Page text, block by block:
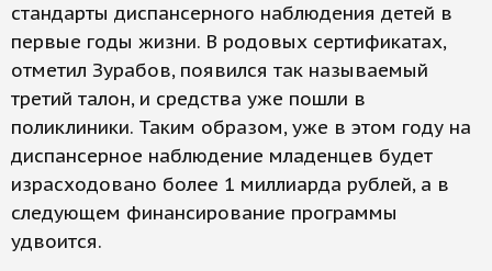
стандарты диспансерного наблюдения детей в
первые годы жизни. В родовых сертификатах,
отметил Зурабов, появился так называемый
третий талон, и средства уже пошли в
поликлиники. Таким образом, уже в этом году на
диспансерное наблюдение младенцев будет
израсходовано более 1 миллиарда рублей, а в
следующем финансирование программы
удвоится.